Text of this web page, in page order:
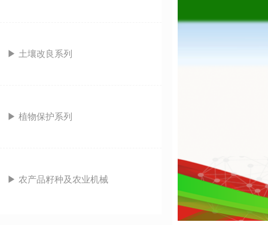
▶ 土壤改良系列
▶ 植物保护系列
▶ 农产品籽种及农业机械